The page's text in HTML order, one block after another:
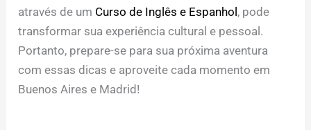
através de um Curso de Inglês e Espanhol, pode
transformar sua experiência cultural e pessoal.
Portanto, prepare-se para sua próxima aventura
com essas dicas e aproveite cada momento em
Buenos Aires e Madrid!